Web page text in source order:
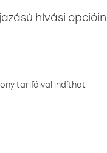
hívási
tarifáival indíthat